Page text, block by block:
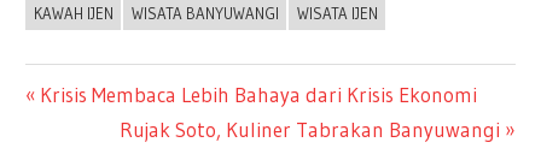
KAWAH IJEN
WISATA BANYUWANGI WISATA IJEN
Previous
Krisis Membaca Lebih Bahaya dari Krisis Ekonomi
Next
Rujak Soto, Kuliner Tabrakan Banyuwangi